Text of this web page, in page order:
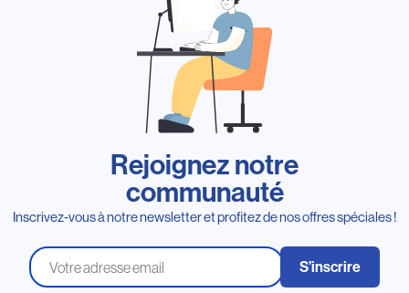
Rejoignez notre
communauté
Inscrivez-vous à notre newsletter et profitez de nos offres spéciales !
S’inscrire